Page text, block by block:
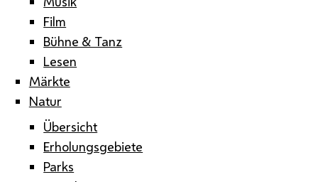
Film
Bühne & Tanz
Lesen
Märkte
Natur
Übersicht
Erholungsgebiete
Parks